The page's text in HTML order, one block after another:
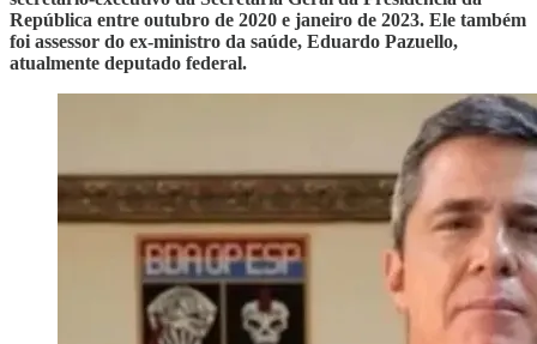
República entre outubro de 2020 e janeiro de 2023. Ele também
foi assessor do ex-ministro da saúde, Eduardo Pazuello,
atualmente deputado federal.